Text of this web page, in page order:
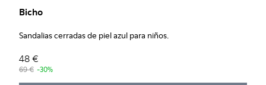
Bicho
Sandalias cerradas de piel azul para niños.
48 €
69 € -30%